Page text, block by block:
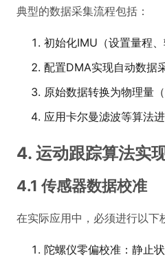
典型的数据采集流程包括：
初始化IMU（设置量程、
配置DMA实现自动数据
原始数据转换为物理量
应用卡尔曼滤波等算法
4. 运动跟踪算法实
4.1 传感器数据校准
在实际应用中，必须进行以下
陀螺仪零偏校准：静止